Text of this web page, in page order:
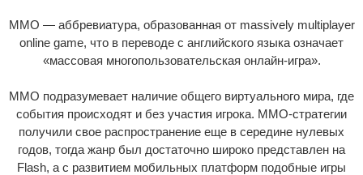
MMO — аббревиатура, образованная от massively multiplayer
online game, что в переводе с английского языка означает
«массовая многопользовательская онлайн-игра».
MMO подразумевает наличие общего виртуального мира, где
события происходят и без участия игрока. MMO-cтратегии
получили свое распространение еще в середине нулевых
годов, тогда жанр был достаточно широко представлен на
Flash, а с развитием мобильных платформ подобные игры